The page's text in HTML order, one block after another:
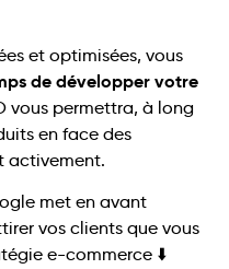
et optimisées, vous
de développer votre
vous permettra, à long
en face des
activement.
met en avant
vos clients que vous
e-commerce ⬇️